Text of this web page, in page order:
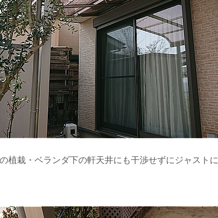
植栽・ベランダ下の軒天井にも干渉せずにジャスト